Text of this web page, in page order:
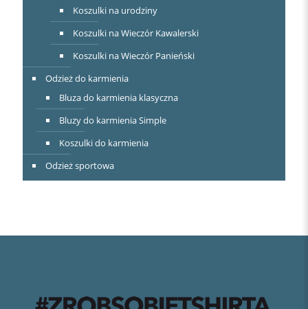
Koszulki na urodziny
Koszulki na Wieczór Kawalerski
Koszulki na Wieczór Panieński
Odzież do karmienia
Bluza do karmienia klasyczna
Bluzy do karmienia Simple
Koszulki do karmienia
Odzież sportowa